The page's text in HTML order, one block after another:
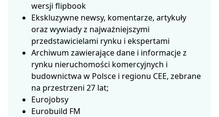
wersji flipbook
Ekskluzywne newsy, komentarze, artykuły
oraz wywiady z najważniejszymi
przedstawicielami rynku i ekspertami
Archiwum zawierające dane i informacje z
rynku nieruchomości komercyjnych i
budownictwa w Polsce i regionu CEE, zebrane
na przestrzeni 27 lat;
Eurojobsy
Eurobuild FM